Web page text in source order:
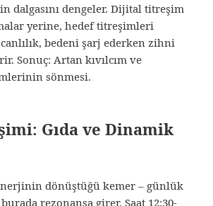
dalgasını dengeler. Dijital titreşim
yerine, hedef titreşimleri
bedeni şarj ederken zihni
Sonuç: Artan kıvılcım ve
sönmesi.
Gıda ve Dinamik
dönüştüğü kemer – günlük
rezonansa girer. Saat 12:30-